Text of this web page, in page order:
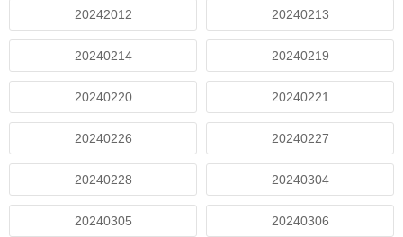
20242012 20240213
20240214 20240219
20240220 20240221
20240226 20240227
20240228 20240304
20240305 20240306